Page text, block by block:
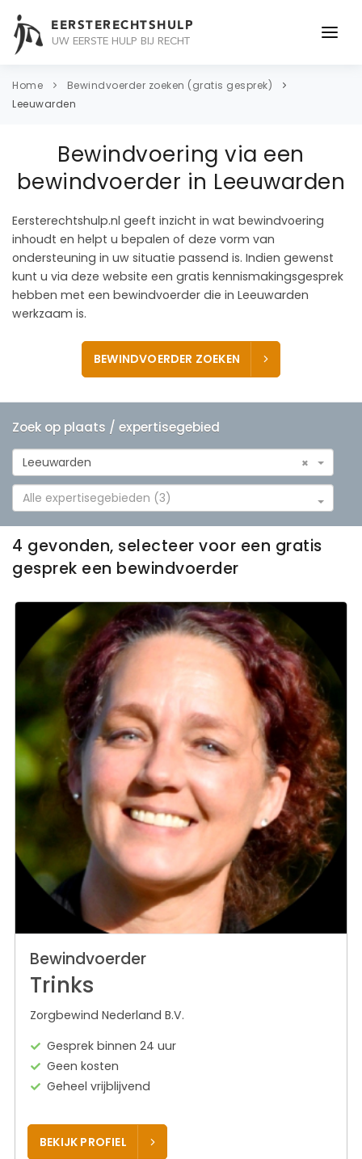
EERSTERECHTSHULP
UW EERSTE HULP BIJ RECHT
ONDERWERPEN
ADVOCAAT
OVER ONS
CONTACT
Home
Bewindvoerder zoeken (gratis gesprek)
Leeuwarden
Bewindvoering via een
bewindvoerder in Leeuwarden
Eersterechtshulp.nl geeft inzicht in wat bewindvoering
inhoudt en helpt u bepalen of deze vorm van
ondersteuning in uw situatie passend is. Indien gewenst
kunt u via deze website een gratis kennismakingsgesprek
hebben met een bewindvoerder die in Leeuwarden
werkzaam is.
BEWINDVOERDER ZOEKEN
Zoek op plaats / expertisegebied
×
Leeuwarden
Alle expertisegebieden (3)
4 gevonden, selecteer voor een gratis
gesprek een bewindvoerder
Bewindvoerder
Trinks
Zorgbewind Nederland B.V.
Gesprek binnen 24 uur
Geen kosten
Geheel vrijblijvend
BEKIJK PROFIEL